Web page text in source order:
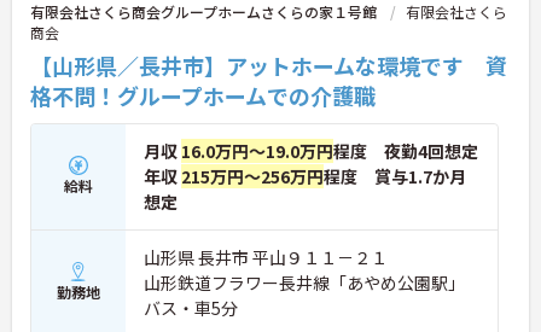
有限会社さくら商会グループホームさくらの家１号館
有限会社さくら
商会
【山形県／長井市】アットホームな環境です 資
格不問！グループホームでの介護職
給料
月収 16.0万円～19.0万円程度 夜勤4回想定
年収 215万円～256万円程度 賞与1.7か月
想定
勤務地
山形県 長井市 平山９１１－２１
山形鉄道フラワー長井線「あやめ公園駅」
バス・車5分